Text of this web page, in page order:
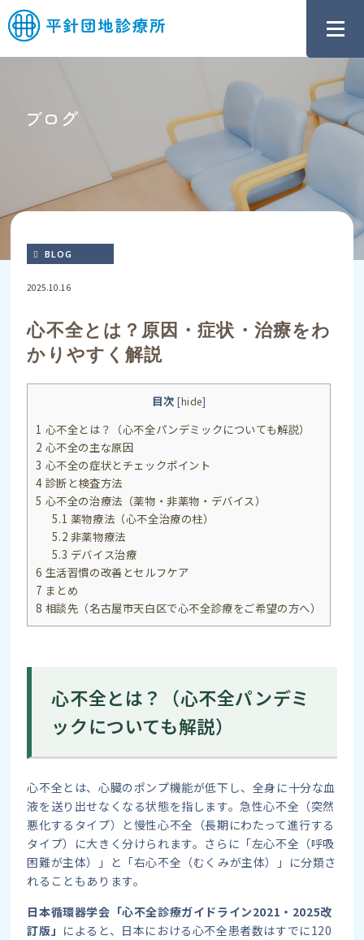
ブログ
BLOG
2025.10.16
心不全とは？原因・症状・治療をわ
かりやすく解説
目次 [hide]
1 心不全とは？（心不全パンデミックについても解説）
2 心不全の主な原因
3 心不全の症状とチェックポイント
4 診断と検査方法
5 心不全の治療法（薬物・非薬物・デバイス）
5.1 薬物療法（心不全治療の柱）
5.2 非薬物療法
5.3 デバイス治療
6 生活習慣の改善とセルフケア
7 まとめ
8 相談先（名古屋市天白区で心不全診療をご希望の方へ）
心不全とは？（心不全パンデミ
ックについても解説）
心不全とは、心臓のポンプ機能が低下し、全身に十分な血
液を送り出せなくなる状態を指します。急性心不全（突然
悪化するタイプ）と慢性心不全（長期にわたって進行する
タイプ）に大きく分けられます。さらに「左心不全（呼吸
困難が主体）」と「右心不全（むくみが主体）」に分類さ
れることもあります。
日本循環器学会「心不全診療ガイドライン2021・2025改
訂版」 によると、日本における心不全患者数はすでに120